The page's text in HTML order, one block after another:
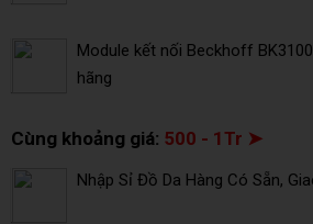
Module kết nối Beckhoff
hãng
Cùng khoảng giá: 500 - 1Tr ➤
Nhập Sỉ Đồ Da Hàng Có Sẵn,